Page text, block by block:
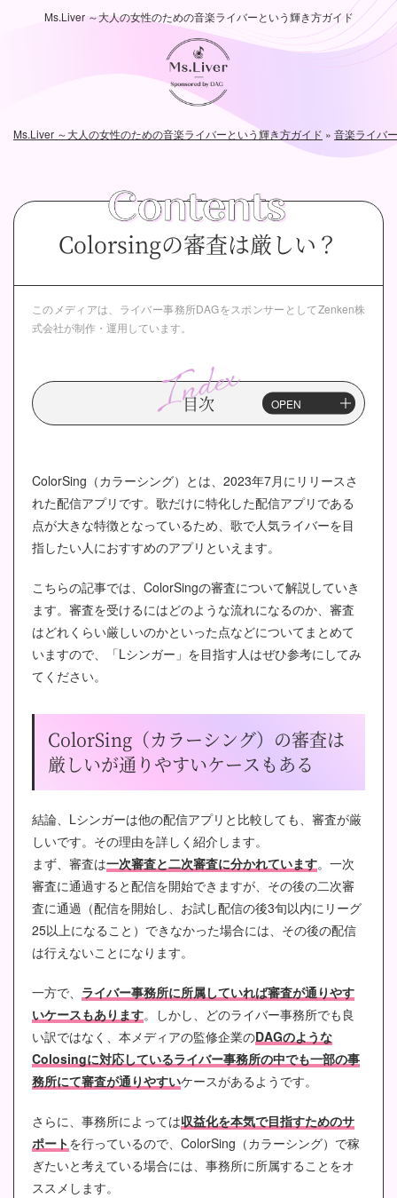
Ms.Liver ～大人の女性のための音楽ライバーという輝き方ガイド
Ms.Liver ～大人の女性のための音楽ライバーという輝き方ガイド » 音楽ライバ
Colorsingの審査は厳しい？
このメディアは、ライバー事務所DAGをスポンサーとしてZenken株
式会社が制作・運用しています。
目次
ColorSing（カラーシング）とは、2023年7月にリリースさ
れた配信アプリです。歌だけに特化した配信アプリである
点が大きな特徴となっているため、歌で人気ライバーを目
指したい人におすすめのアプリといえます。
こちらの記事では、ColorSingの審査について解説していき
ます。審査を受けるにはどのような流れになるのか、審査
はどれくらい厳しいのかといった点などについてまとめて
いますので、「Lシンガー」を目指す人はぜひ参考にしてみ
てください。
ColorSing（カラーシング）の審査は
厳しいが通りやすいケースもある
結論、Lシンガーは他の配信アプリと比較しても、審査が厳
しいです。その理由を詳しく紹介します。
まず、審査は一次審査と二次審査に分かれています。一次
審査に通過すると配信を開始できますが、その後の二次審
査に通過（配信を開始し、お試し配信の後3旬以内にリーグ
25以上になること）できなかった場合には、その後の配信
は行えないことになります。
一方で、 ライバー事務所に所属していれば審査が通りやす
いケースもあります。しかし、どのライバー事務所でも良
い訳ではなく、本メディアの監修企業のDAGのような
Colosingに対応しているライバー事務所の中でも一部の事
務所にて審査が通りやすいケースがあるようです。
さらに、事務所によっては収益化を本気で目指すためのサ
ポートを行っているので、ColorSing（カラーシング）で稼
ぎたいと考えている場合には、事務所に所属することをオ
ススメします。